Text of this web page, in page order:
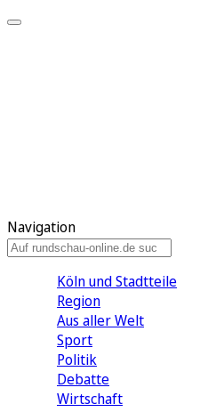
Navigation
Köln und Stadtteile
Region
Aus aller Welt
Sport
Politik
Debatte
Wirtschaft